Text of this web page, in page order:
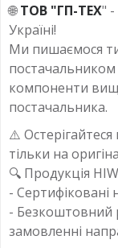
🌐ТОВ "ГП-ТЕХ"
Україні!
Ми пишаємося
постачальником
компоненти
постачальника.
⚠️
тільки на
🔍 Продукція
- Сертифіковані
- Безкоштовний
замовленні